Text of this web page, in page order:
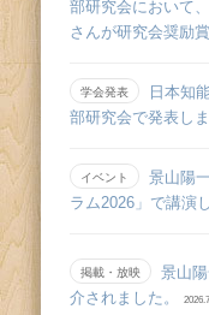
部研究会において
さんが研究会奨励
学会発表
日本知
部研究会で発表しま
イベント
景山陽
ラム2026」で講演
掲載・放映
景山
介されました。